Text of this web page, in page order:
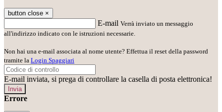
button close ×
E-mail Verrà inviato un messaggio
all'indirizzo indicato con le istruzioni necessarie.
Non hai una e-mail associata al nome utente? Effettua il reset della password
tramite la Login Spaggiari
E-mail inviata, si prega di controllare la casella di posta elettronica!
Errore